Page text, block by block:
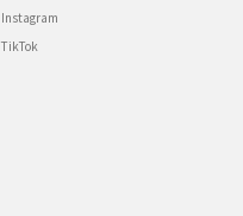
Instagram
TikTok